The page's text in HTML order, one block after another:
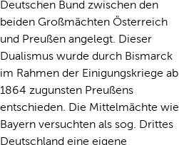
Deutschen Bund zwischen den
beiden Großmächten Österreich
und Preußen angelegt. Dieser
Dualismus wurde durch Bismarck
im Rahmen der Einigungskriege ab
1864 zugunsten Preußens
entschieden. Die Mittelmächte wie
Bayern versuchten als sog. Drittes
Deutschland eine eigene